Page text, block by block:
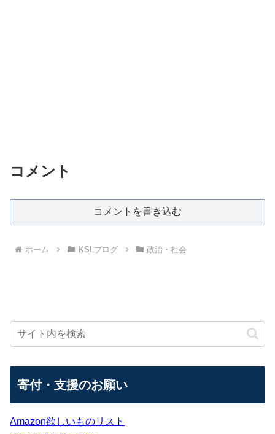
コメント
コメントを書き込む
ホーム KSLブログ 政治・社会
寄付・支援のお願い
Amazon欲しいものリスト